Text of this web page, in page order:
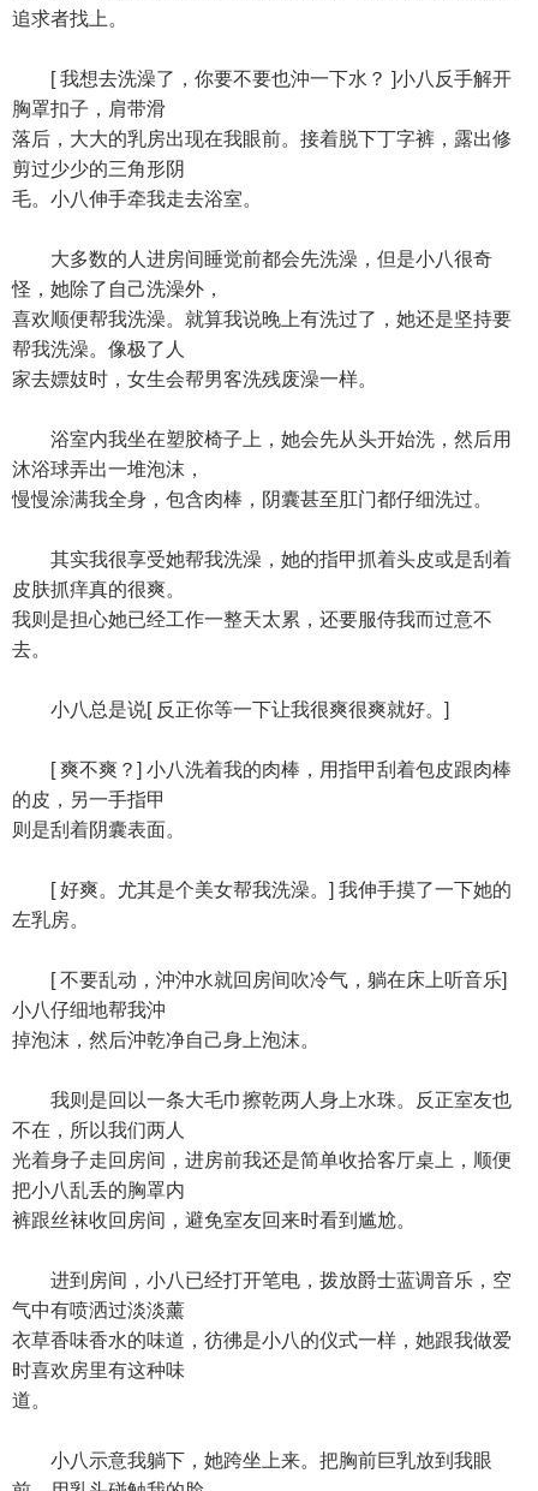
追求者找上。
[ 我想去洗澡了，你要不要也沖一下水？ ]小八反手解开
胸罩扣子，肩带滑
落后，大大的乳房出现在我眼前。接着脱下丁字裤，露出修
剪过少少的三角形阴
毛。小八伸手牵我走去浴室。
大多数的人进房间睡觉前都会先洗澡，但是小八很奇
怪，她除了自己洗澡外，
喜欢顺便帮我洗澡。就算我说晚上有洗过了，她还是坚持要
帮我洗澡。像极了人
家去嫖妓时，女生会帮男客洗残废澡一样。
浴室内我坐在塑胶椅子上，她会先从头开始洗，然后用
沐浴球弄出一堆泡沫，
慢慢涂满我全身，包含肉棒，阴囊甚至肛门都仔细洗过。
其实我很享受她帮我洗澡，她的指甲抓着头皮或是刮着
皮肤抓痒真的很爽。
我则是担心她已经工作一整天太累，还要服侍我而过意不
去。
小八总是说[ 反正你等一下让我很爽很爽就好。]
[ 爽不爽？] 小八洗着我的肉棒，用指甲刮着包皮跟肉棒
的皮，另一手指甲
则是刮着阴囊表面。
[ 好爽。尤其是个美女帮我洗澡。] 我伸手摸了一下她的
左乳房。
[ 不要乱动，沖沖水就回房间吹冷气，躺在床上听音乐]
小八仔细地帮我沖
掉泡沫，然后沖乾净自己身上泡沫。
我则是回以一条大毛巾擦乾两人身上水珠。反正室友也
不在，所以我们两人
光着身子走回房间，进房前我还是简单收拾客厅桌上，顺便
把小八乱丢的胸罩内
裤跟丝袜收回房间，避免室友回来时看到尴尬。
进到房间，小八已经打开笔电，拨放爵士蓝调音乐，空
气中有喷洒过淡淡薰
衣草香味香水的味道，彷彿是小八的仪式一样，她跟我做爱
时喜欢房里有这种味
道。
小八示意我躺下，她跨坐上来。把胸前巨乳放到我眼